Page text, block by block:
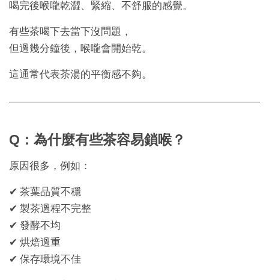
喝完後喉嚨乾澀、緊縮、不舒服的感覺。
有些茶喝下去當下沒問題，
但過幾分鐘後，喉嚨會開始乾。
這通常代表茶湯的平衡感不夠。
Q：為什麼有些茶容易鎖喉？
原因很多，例如：
✔ 茶葉品質不穩
✔ 製茶過程不完整
✔ 發酵不均
✔ 烘焙過重
✔ 保存環境不佳